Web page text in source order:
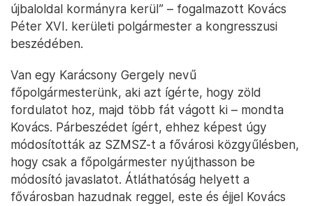
újbaloldal kormányra kerül” – fogalmazott Kovács
Péter XVI. kerületi polgármester a kongresszusi
beszédében.
Van egy Karácsony Gergely nevű
főpolgármesterünk, aki azt ígérte, hogy zöld
fordulatot hoz, majd több fát vágott ki – mondta
Kovács. Párbeszédet ígért, ehhez képest úgy
módosították az SZMSZ-t a fővárosi közgyűlésben,
hogy csak a főpolgármester nyújthasson be
módosító javaslatot. Átláthatóság helyett a
fővárosban hazudnak reggel, este és éjjel Kovács